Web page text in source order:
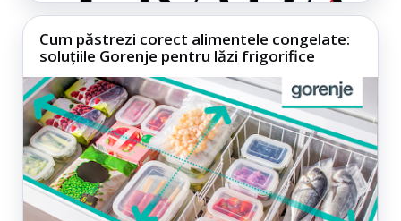
Cum păstrezi corect alimentele congelate:
soluțiile Gorenje pentru lăzi frigorifice